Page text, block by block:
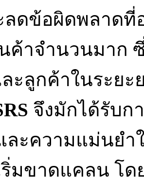
ดข้อผิดพลาดที่
ค้าจำนวนมาก
ะลูกค้าในระยะ
จึงมักได้รับ
ละความแม่นย
ริ่มขาดแคลน โ